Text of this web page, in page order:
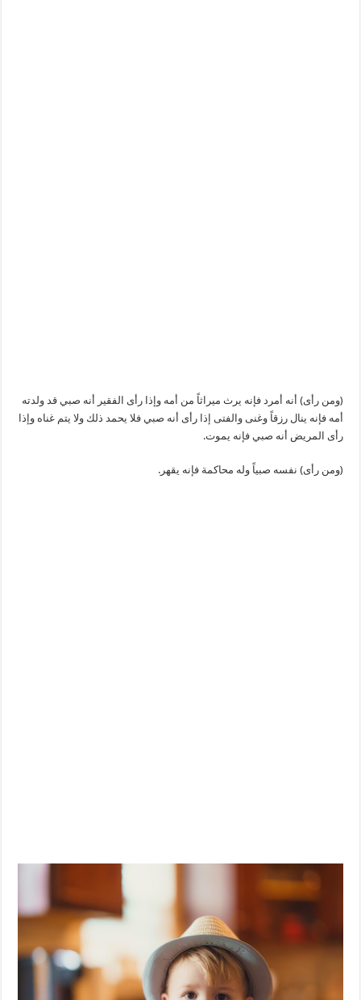
(ومن رأى) أنه أمرد فإنه يرث ميراثاً من أمه وإذا رأى الفقير أنه صبي قد ولدته
أمه فإنه ينال رزقاً وغنى والفتى إذا رأى أنه صبي فلا يحمد ذلك ولا يتم غناه وإذا
رأى المريض أنه صبي فإنه يموت.
(ومن رأى) نفسه صبياً وله محاكمة فإنه يقهر.